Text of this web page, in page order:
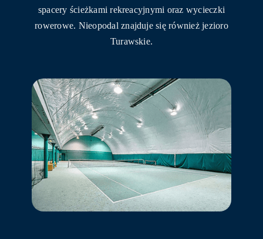
spacery ścieżkami rekreacyjnymi oraz wycieczki
rowerowe. Nieopodal znajduje się również jezioro
Turawskie.